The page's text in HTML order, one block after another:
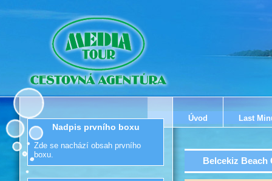
Úvod Last
Belcekiz Beach
Nadpis prvního boxu
Zde se nachází obsah prvního
boxu.